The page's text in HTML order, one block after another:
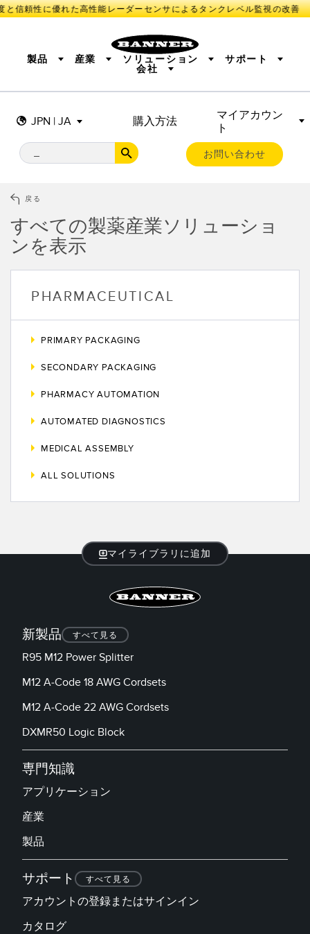
と信頼性に優れた高性能レーダーセンサによるタンクレベル監視の改善
JPN | JA 購入方法
マイアカウン
ト
お問い合わせ
製品
センサ
測定ソリューション
BARCODE & VISION
リモートI/O
CONNECTIVITY
ソフトウエア
技術
センサ
光電センサ
レーザー距離測定
ピックトゥライトセンサ
Wireless Condition Monitoring Sensors
ACCESSORIES
付属品
コンバータ
コードセット
ソフトウェア
Banner Measurement Sensor Software
産業 ソリューション
IIOT AND THE SMART FACTORY
MACHINE GUARDING
PICK-TO-LIGHT
INDUSTRIAL ILLUMINATION
MEASUREMENT & INSPECTION
VEHICLE DETECTION
PREDICTIVE MAINTENANCE
RADAR APPLICATIONS
IIOT AND THE SMART
FACTORY
Overall Equipment Effectiveness (OEE)
リモート監視
タンクレベルの監視
予知保全および予防保全のための状態監視
予知保全
予知保全
前縁の検出
機械監視/総合設備効率
RELATED LINKS
IO-Link
サポート
会社
戻る
すべての製薬産業ソリューショ
ンを表示
PHARMACEUTICAL
PRIMARY PACKAGING
SECONDARY PACKAGING
PHARMACY AUTOMATION
AUTOMATED DIAGNOSTICS
MEDICAL ASSEMBLY
ALL SOLUTIONS
マイライブラリに追加
新製品 すべて見る
R95 M12 Power Splitter
M12 A-Code 18 AWG Cordsets
M12 A-Code 22 AWG Cordsets
DXMR50 Logic Block
専門知識
アプリケーション
産業
製品
サポート すべて見る
アカウントの登録またはサインイン
カタログ